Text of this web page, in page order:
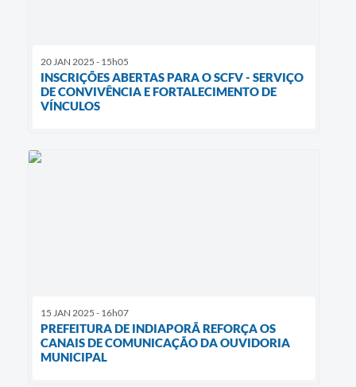
20 JAN 2025 - 15h05
INSCRIÇÕES ABERTAS PARA O SCFV - SERVIÇO
DE CONVIVÊNCIA E FORTALECIMENTO DE
VÍNCULOS
15 JAN 2025 - 16h07
PREFEITURA DE INDIAPORÃ REFORÇA OS
CANAIS DE COMUNICAÇÃO DA OUVIDORIA
MUNICIPAL